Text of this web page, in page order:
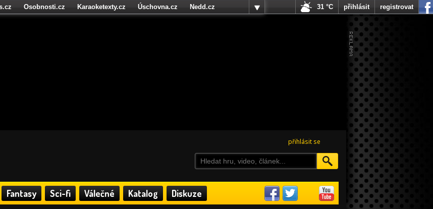
přihlásit se
Fantasy Sci-fi Válečné Katalog Diskuze
Osobnosti.cz Karaoketexty.cz Úschovna.cz
Nedd.cz
31 °C přihlásit registrovat